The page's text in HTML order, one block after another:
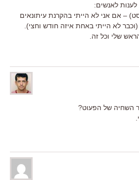
לענות לאנשים:
– אם אני לא הייתי בהקרנת עיתונאים
לא הייתי באחת איזה חודש וחצי).
שלי וכל זה.
השחיה של הפעוט?